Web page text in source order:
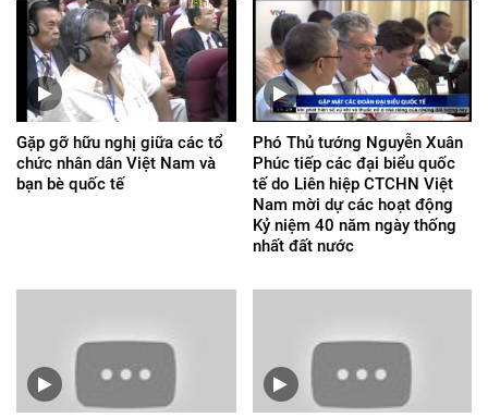
Gặp gỡ hữu nghị giữa các tổ
chức nhân dân Việt Nam và
bạn bè quốc tế
Phó Thủ tướng Nguyễn Xuân
Phúc tiếp các đại biểu quốc
tế do Liên hiệp CTCHN Việt
Nam mời dự các hoạt động
Kỷ niệm 40 năm ngày thống
nhất đất nước